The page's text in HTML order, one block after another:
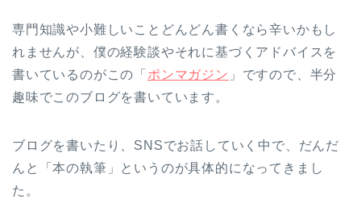
専門知識や小難しいことどんどん書くなら辛いかもし
れませんが、僕の経験談やそれに基づくアドバイスを
書いているのがこの「ポンマガジン 」ですので、半分
趣味でこのブログを書いています。
ブログを書いたり、SNSでお話していく中で、だんだ
んと「本の執筆」というのが具体的になってきまし
た。